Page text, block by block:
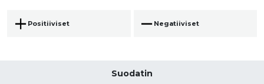
Positiiviset Negatiiviset
Suodatin